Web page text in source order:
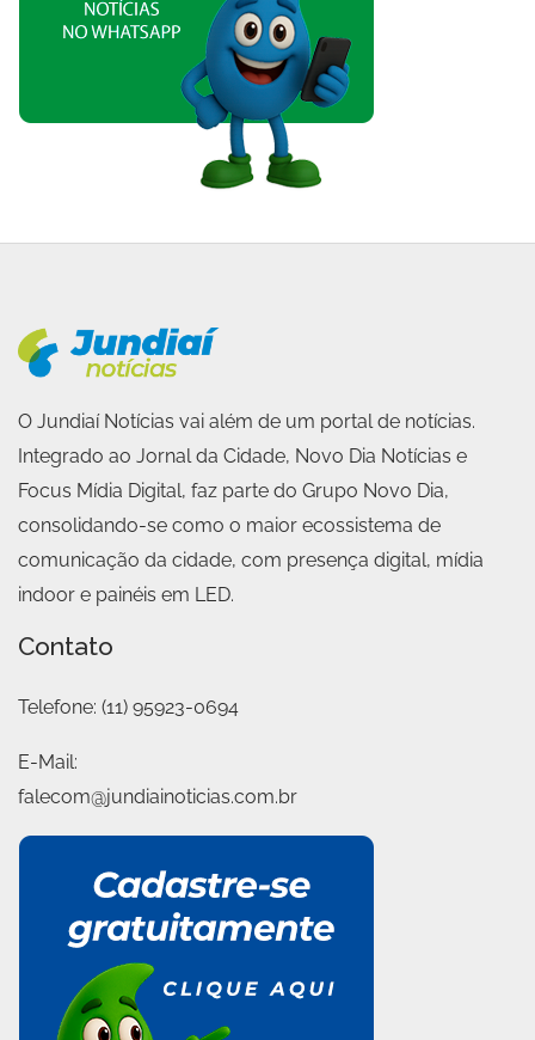
O Jundiaí Notícias vai além de um portal de notícias.
Integrado ao Jornal da Cidade, Novo Dia Notícias e
Focus Mídia Digital, faz parte do Grupo Novo Dia,
consolidando-se como o maior ecossistema de
comunicação da cidade, com presença digital, mídia
indoor e painéis em LED.
Contato
Telefone: (11) 95923-0694
E-Mail:
falecom@jundiainoticias.com.br